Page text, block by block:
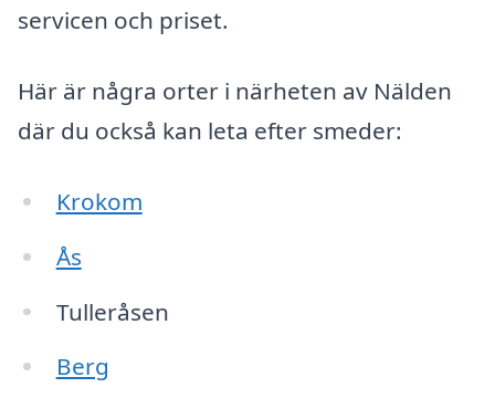
servicen och priset.
Här är några orter i närheten av Nälden
där du också kan leta efter smeder:
Krokom
Ås
Tulleråsen
Berg